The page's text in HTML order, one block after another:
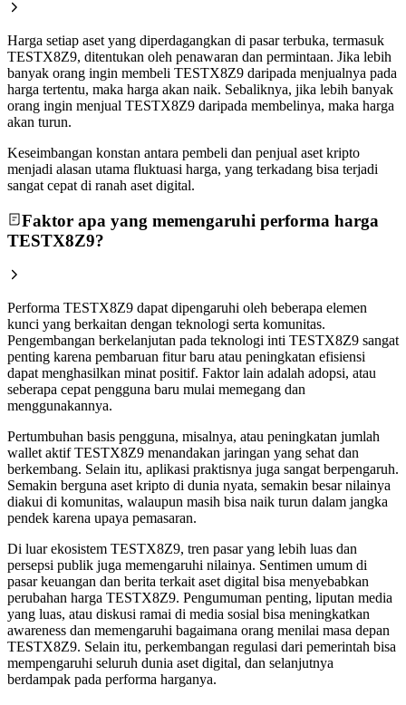
Harga setiap aset yang diperdagangkan di pasar terbuka, termasuk
TESTX8Z9, ditentukan oleh penawaran dan permintaan. Jika lebih
banyak orang ingin membeli TESTX8Z9 daripada menjualnya pada
harga tertentu, maka harga akan naik. Sebaliknya, jika lebih banyak
orang ingin menjual TESTX8Z9 daripada membelinya, maka harga
akan turun.
Keseimbangan konstan antara pembeli dan penjual aset kripto
menjadi alasan utama fluktuasi harga, yang terkadang bisa terjadi
sangat cepat di ranah aset digital.
Faktor apa yang memengaruhi performa harga
TESTX8Z9?
Performa TESTX8Z9 dapat dipengaruhi oleh beberapa elemen
kunci yang berkaitan dengan teknologi serta komunitas.
Pengembangan berkelanjutan pada teknologi inti TESTX8Z9 sangat
penting karena pembaruan fitur baru atau peningkatan efisiensi
dapat menghasilkan minat positif. Faktor lain adalah adopsi, atau
seberapa cepat pengguna baru mulai memegang dan
menggunakannya.
Pertumbuhan basis pengguna, misalnya, atau peningkatan jumlah
wallet aktif TESTX8Z9 menandakan jaringan yang sehat dan
berkembang. Selain itu, aplikasi praktisnya juga sangat berpengaruh.
Semakin berguna aset kripto di dunia nyata, semakin besar nilainya
diakui di komunitas, walaupun masih bisa naik turun dalam jangka
pendek karena upaya pemasaran.
Di luar ekosistem TESTX8Z9, tren pasar yang lebih luas dan
persepsi publik juga memengaruhi nilainya. Sentimen umum di
pasar keuangan dan berita terkait aset digital bisa menyebabkan
perubahan harga TESTX8Z9. Pengumuman penting, liputan media
yang luas, atau diskusi ramai di media sosial bisa meningkatkan
awareness dan memengaruhi bagaimana orang menilai masa depan
TESTX8Z9. Selain itu, perkembangan regulasi dari pemerintah bisa
mempengaruhi seluruh dunia aset digital, dan selanjutnya
berdampak pada performa harganya.